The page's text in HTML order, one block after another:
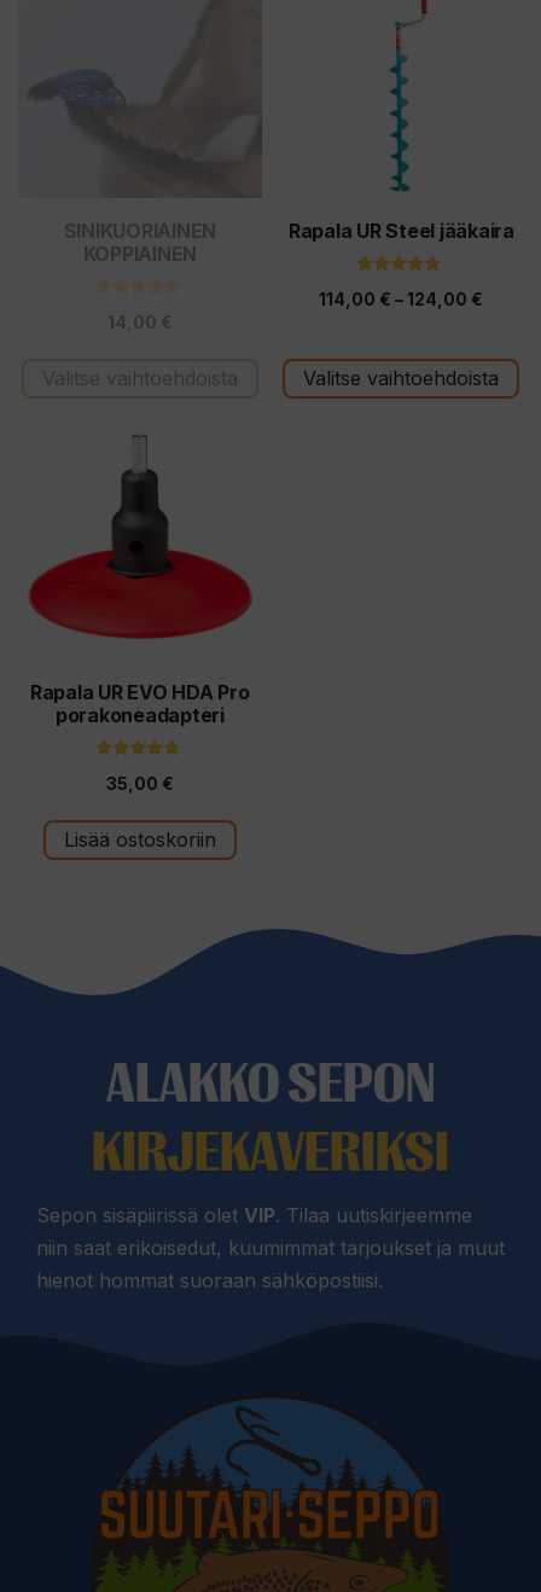
SINIKUORIAINEN
KOPPIAINEN
5:stä
14,00 €
Valitse vaihtoehdoista
muunnelma.
tuotteen
Rapala UR Steel jääkaira
5:stä
114,00 € – 124,00 €
-
Valitse vaihtoehdoista
muunnelma.
tuotteen
Rapala UR EVO HDA Pro
porakoneadapteri
5:stä
35,00 €
Lisää ostoskoriin
ALAKKO SEPON
KIRJEKAVERIKSI
Sepon sisäpiirissä olet VIP. Tilaa uutiskirjeemme
niin saat erikoisedut, kuumimmat tarjoukset ja muut
hienot hommat suoraan sähköpostiisi.